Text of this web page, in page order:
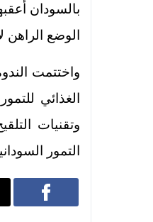
بالسودان
الوضع الراهن
واختتمت
الغذائي
وتقنيات
التمور